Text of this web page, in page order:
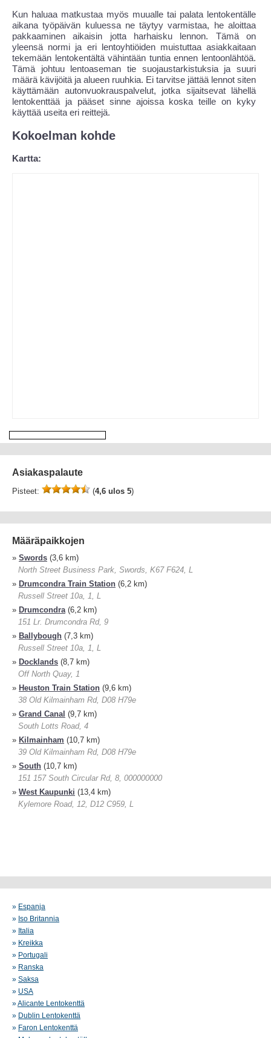
Kun haluaa matkustaa myös muualle tai palata lentokentälle
aikana työpäivän kuluessa ne täytyy varmistaa, he aloittaa
pakkaaminen aikaisin jotta harhaisku lennon. Tämä on
yleensä normi ja eri lentoyhtiöiden muistuttaa asiakkaitaan
tekemään lentokentältä vähintään tuntia ennen lentoonlähtöä.
Tämä johtuu lentoaseman tie suojaustarkistuksia ja suuri
määrä kävijöitä ja alueen ruuhkia. Ei tarvitse jättää lennot siten
käyttämään autonvuokrauspalvelut, jotka sijaitsevat lähellä
lentokenttää ja pääset sinne ajoissa koska teille on kyky
käyttää useita eri reittejä.
Kokoelman kohde
Kartta:
Asiakaspalaute
Pisteet: (4,6 ulos 5)
Määräpaikkojen
» Swords (3,6 km)
North Street Business Park, Swords, K67 F624, L
» Drumcondra Train Station (6,2 km)
Russell Street 10a, 1, L
» Drumcondra(6,2 km)
151 Lr. Drumcondra Rd, 9
» Ballybough (7,3 km)
Russell Street 10a, 1, L
» Docklands (8,7 km)
Off North Quay, 1
» Heuston Train Station (9,6 km)
38 Old Kilmainham Rd, D08 H79e
» Grand Canal (9,7 km)
South Lotts Road, 4
» Kilmainham (10,7 km)
39 Old Kilmainham Rd, D08 H79e
» South (10,7 km)
151 157 South Circular Rd, 8, 000000000
» West Kaupunki (13,4 km)
Kylemore Road, 12, D12 C959, L
» Espanja
» Iso Britannia
» Italia
» Kreikka
» Portugali
» Ranska
» Saksa
» USA
»Alicante Lentokenttä
» Dublin Lentokenttä
» Faron Lentokenttä